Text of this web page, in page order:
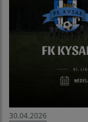
30.04.2026